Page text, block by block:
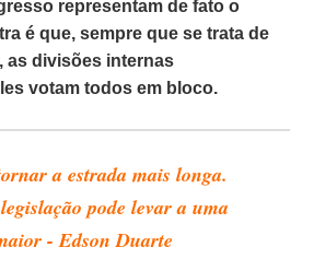
representam de fato o
é que, sempre que se trata de
as divisões internas
votam todos em bloco.
a estrada mais longa.
pode levar a uma
- Edson Duarte